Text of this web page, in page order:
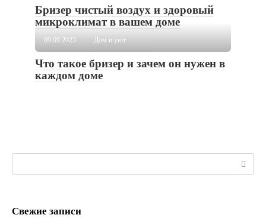
Бризер чистый воздух и здоровый
микроклимат в вашем доме
09.09.2025 Дом и уют
Что такое бризер и зачем он нужен в
каждом доме
Свежие записи